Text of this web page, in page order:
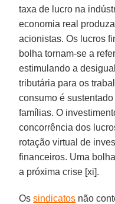
taxa de lucro na
economia real
acionistas. Os lucros
bolha tornam-se a
estimulando a
tributária para os
consumo é
famílias. O
concorrência dos
rotação virtual de
financeiros. Uma
a próxima crise [xi].
Ossindicatos não